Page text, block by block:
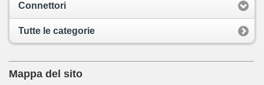
Connettori
Tutte le categorie
Mappa del sito